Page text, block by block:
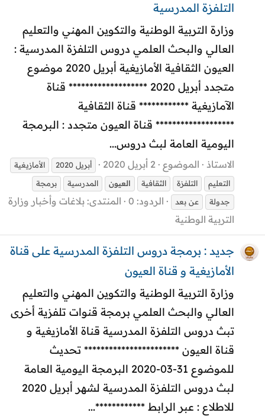
التلفزة المدرسية
وزارة التربية الوطنية والتكوين المهني والتعليم
العالي والبحث العلمي دروس التلفزة المدرسية :
العيون الثقافية الأمازيغية أبريل 2020 موضوع
متجدد أبريل 2020 ******************* قناة
الآمازيغية ************ قناة الثقافية
******************* قناة العيون متجدد : البرمجة
اليومية العامة لبث دروس...
الاستاذ الموضوع 2 أبريل 2020 أبريل 2020
الأمازيغية
التعليم
التلفزة الثقافية العيون المدرسية
برمجة
جدولة
عن بعد الردود: 0 المنتدى: بلاغات وأخبار وزارة
التربية الوطنية
جديد : برمجة دروس التلفزة المدرسية على قناة
الأمازيغية و قناة العيون
وزارة التربية الوطنية والتكوين المهني والتعليم
العالي والبحث العلمي برمجة قنوات تلفزية أخرى
تبث دروس التلفزة المدرسية قناة الأمازيغية و
قناة العيون *********************** تحديث
للموضوع 31-03-2020 البرمجة اليومية العامة
لبث دروس التلفزة المدرسية لشهر أبريل 2020
للاطلاع : عبر الرابط ************...